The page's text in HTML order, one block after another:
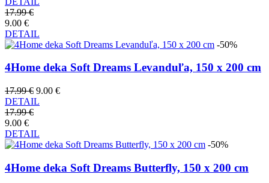
17.99 €
9.00 €
DETAIL
-50%
4Home deka Soft Dreams Levanduľa, 150 x 200 cm
17.99 € 9.00 €
DETAIL
17.99 €
9.00 €
DETAIL
-50%
4Home deka Soft Dreams Butterfly, 150 x 200 cm